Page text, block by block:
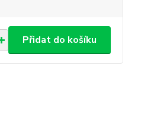
Přidat do košíku